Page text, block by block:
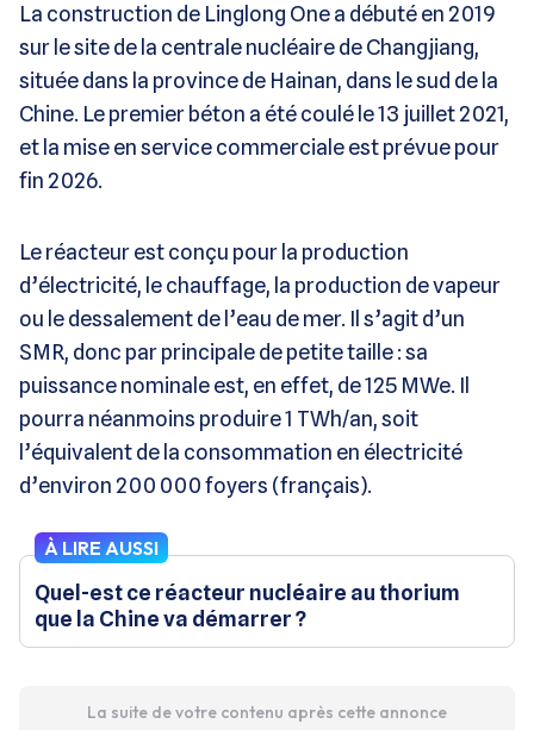
La construction de Linglong One a débuté en 2019
sur le site de la centrale nucléaire de Changjiang,
située dans la province de Hainan, dans le sud de la
Chine. Le premier béton a été coulé le 13 juillet 2021,
et la mise en service commerciale est prévue pour
fin 2026.
Le réacteur est conçu pour la production
d’électricité, le chauffage, la production de vapeur
ou le dessalement de l’eau de mer. Il s’agit d’un
SMR, donc par principale de petite taille : sa
puissance nominale est, en effet, de 125 MWe. Il
pourra néanmoins produire 1 TWh/an, soit
l’équivalent de la consommation en électricité
d’environ 200 000 foyers (français).
À LIRE AUSSI
Quel-est ce réacteur nucléaire au thorium
que la Chine va démarrer ?
La suite de votre contenu après cette annonce